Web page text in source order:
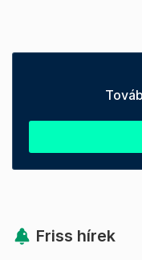
Friss hírek